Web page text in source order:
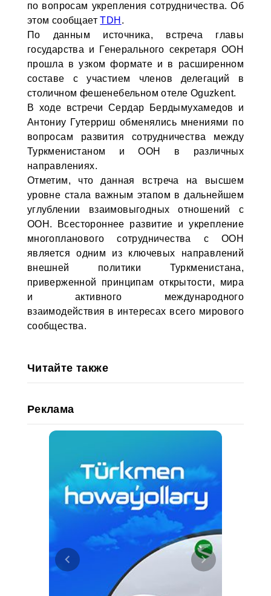
по вопросам укрепления сотрудничества. Об
этом сообщаетTDH .
По данным источника, встреча главы
государства и Генерального секретаря ООН
прошла в узком формате и в расширенном
составе с участием членов делегаций в
столичном фешенебельном отеле Оguzkent.
В ходе встречи Сердар Бердымухамедов и
Антониу Гутерриш обменялись мнениями по
вопросам развития сотрудничества между
Туркменистаном и ООН в различных
направлениях.
Отметим, что данная встреча на высшем
уровне стала важным этапом в дальнейшем
углублении взаимовыгодных отношений с
ООН. Всестороннее развитие и укрепление
многопланового сотрудничества с ООН
является одним из ключевых направлений
внешней политики Туркменистана,
приверженной принципам открытости, мира
и активного международного
взаимодействия в интересах всего мирового
сообщества.
Читайте также
Реклама